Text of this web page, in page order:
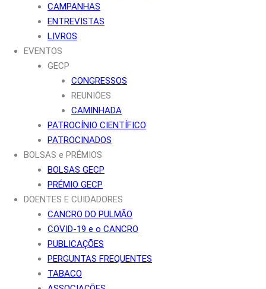
CAMPANHAS
ENTREVISTAS
LIVROS
EVENTOS
GECP
CONGRESSOS
REUNIÕES
CAMINHADA
PATROCÍNIO CIENTÍFICO
PATROCINADOS
BOLSAS e PRÉMIOS
BOLSAS GECP
PRÉMIO GECP
DOENTES E CUIDADORES
CANCRO DO PULMÃO
COVID-19 e o CANCRO
PUBLICAÇÕES
PERGUNTAS FREQUENTES
TABACO